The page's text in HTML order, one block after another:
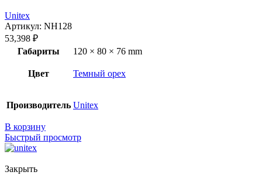
Unitex
Артикул: NH128
53,398 ₽
Габариты
120 × 80 × 76 mm
Цвет Темный орех
Производитель Unitex
В корзину
Быстрый просмотр
Закрыть